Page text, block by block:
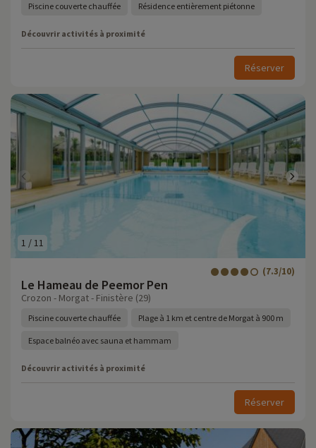
Piscine couverte chauffée Résidence entièrement piétonne
Découvrir activités à proximité
Réserver
1 / 11
Le Hameau de Peemor Pen
(7.3/10)
Crozon - Morgat - Finistère (29)
Piscine couverte chauffée Plage à 1 km et centre de Morgat à 900 m
Espace balnéo avec sauna et hammam
Découvrir activités à proximité
Réserver